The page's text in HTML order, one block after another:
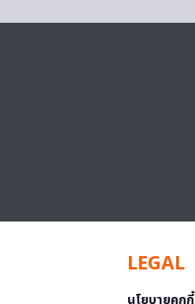
LEGAL
นโยบายคุกกี้